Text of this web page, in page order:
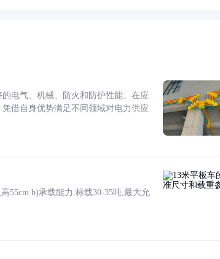
电气、机械、防火和防护性能。在应
借自身优势满足不同领域对电力供应
55cm b)承载能力:标载30-35吨,最大允